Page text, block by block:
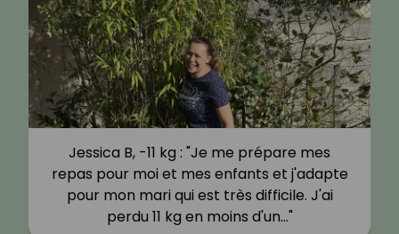
Jessica B, -11 kg : "Je me prépare mes
repas pour moi et mes enfants et j'adapte
pour mon mari qui est très difficile. J'ai
perdu 11 kg en moins d'un…"